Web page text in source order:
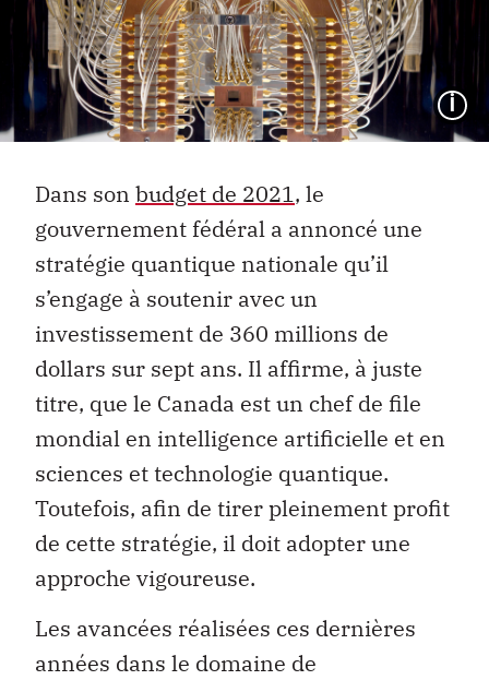
Dans son budget de 2021, le
gouvernement fédéral a annoncé une
stratégie quantique nationale qu’il
s’engage à soutenir avec un
investissement de 360 millions de
dollars sur sept ans. Il affirme, à juste
titre, que le Canada est un chef de file
mondial en intelligence artificielle et en
sciences et technologie quantique.
Toutefois, afin de tirer pleinement profit
de cette stratégie, il doit adopter une
approche vigoureuse.
Les avancées réalisées ces dernières
années dans le domaine de